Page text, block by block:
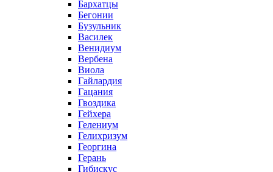
Бархатцы
Бегонии
Бузульник
Василек
Венидиум
Вербена
Виола
Гайлардия
Гацания
Гвоздика
Гейхера
Гелениум
Гелихризум
Георгина
Герань
Гибискус